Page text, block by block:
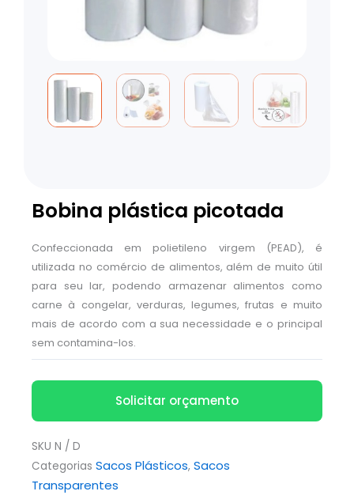
Bobina plástica picotada
Confeccionada em polietileno virgem (PEAD), é
utilizada no comércio de alimentos, além de muito útil
para seu lar, podendo armazenar alimentos como
carne à congelar, verduras, legumes, frutas e muito
mais de acordo com a sua necessidade e o principal
sem contamina-los.
Solicitar orçamento
SKU N / D
Categorias Sacos Plásticos, Sacos
Transparentes